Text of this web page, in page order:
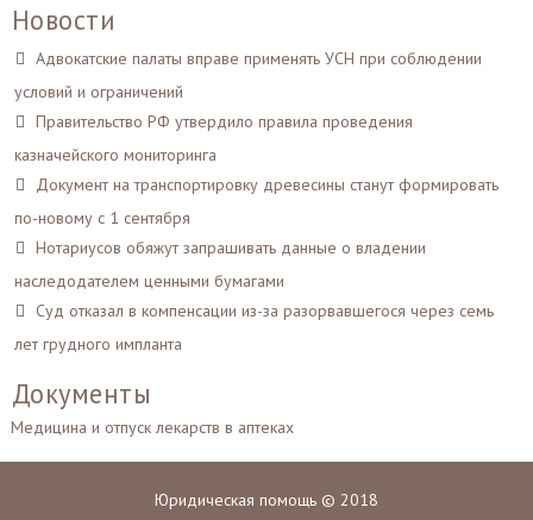
Новости
Адвокатские палаты вправе применять УСН при соблюдении
условий и ограничений
Правительство РФ утвердило правила проведения
казначейского мониторинга
Документ на транспортировку древесины станут формировать
по-новому с 1 сентября
Нотариусов обяжут запрашивать данные о владении
наследодателем ценными бумагами
Суд отказал в компенсации из-за разорвавшегося через семь
лет грудного импланта
Документы
Медицина и отпуск лекарств в аптеках
Юридическая помощь © 2018